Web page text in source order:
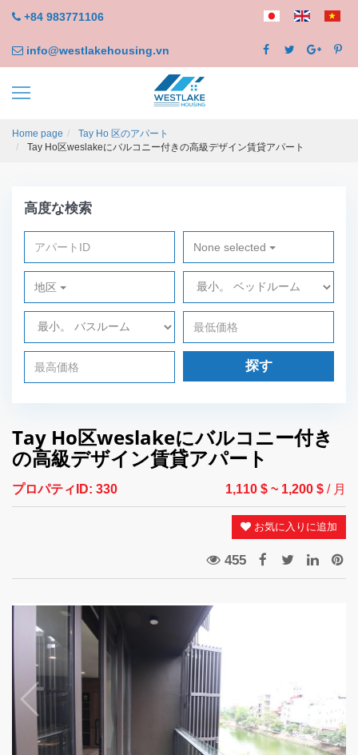
+84 983771106
info@westlakehousing.vn
Home page
Tay Ho 区のアパート
Tay Ho区weslakeにバルコニー付きの高級デザイン賃貸アパート
高度な検索
None selected
地区
探す
Tay Ho区weslakeにバルコニー付き
の高級デザイン賃貸アパート
プロパティID: 330 1,110 $ ~ 1,200 $ / 月
お気に入りに追加
455